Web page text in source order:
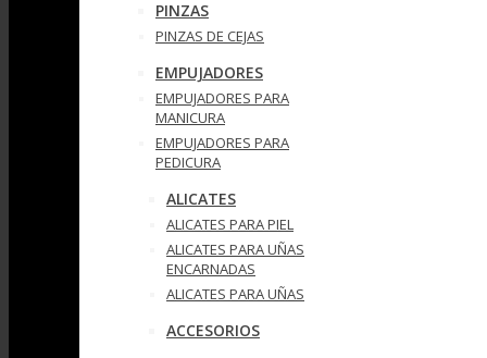
PINZAS
PINZAS DE CEJAS
EMPUJADORES
EMPUJADORES PARA
MANICURA
EMPUJADORES PARA
PEDICURA
ALICATES
ALICATES PARA PIEL
ALICATES PARA UÑAS
ENCARNADAS
ALICATES PARA UÑAS
ACCESORIOS